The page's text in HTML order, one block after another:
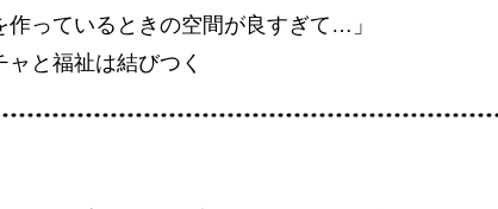
作っているときの空間が良すぎて…」
ャと福祉は結びつく